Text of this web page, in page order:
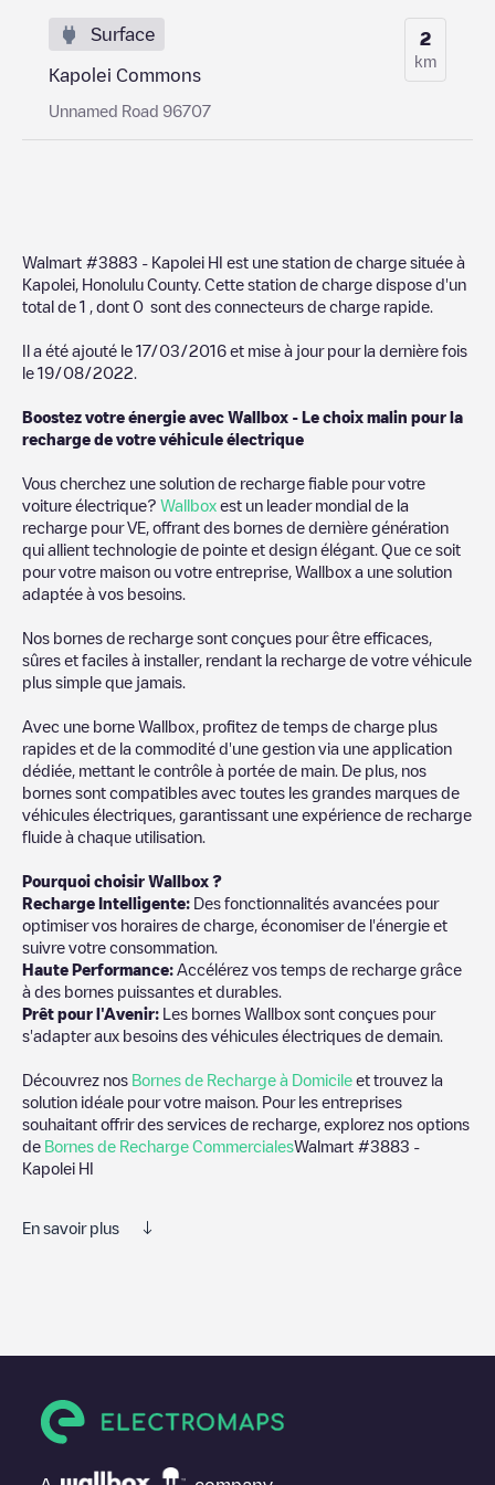
Surface
Kapolei Commons
Unnamed Road 96707
2
km
Walmart #3883 - Kapolei HI est une station de charge située à
Kapolei Honolulu County. Cette station de charge dispose d'un
total de 1 , dont 0 sont des connecteurs de charge rapide.
Il a été ajouté le 17/03/2016 et mise à jour pour la dernière fois
le 19/08/2022
Boostez votre énergie avec Wallbox - Le choix malin pour la
recharge de votre véhicule électrique
Vous cherchez une solution de recharge fiable pour votre
voiture électrique? Wallbox est un leader mondial de la
recharge pour VE, offrant des bornes de dernière génération
qui allient technologie de pointe et design élégant. Que ce soit
pour votre maison ou votre entreprise, Wallbox a une solution
adaptée à vos besoins.
Nos bornes de recharge sont conçues pour être efficaces,
sûres et faciles à installer, rendant la recharge de votre véhicule
plus simple que jamais.
Avec une borne Wallbox, profitez de temps de charge plus
rapides et de la commodité d'une gestion via une application
dédiée, mettant le contrôle à portée de main. De plus, nos
bornes sont compatibles avec toutes les grandes marques de
véhicules électriques, garantissant une expérience de recharge
fluide à chaque utilisation.
Pourquoi choisir Wallbox ?
Recharge Intelligente: Des fonctionnalités avancées pour
optimiser vos horaires de charge, économiser de l'énergie et
suivre votre consommation.
Haute Performance: Accélérez vos temps de recharge grâce
à des bornes puissantes et durables.
Prêt pour l'Avenir: Les bornes Wallbox sont conçues pour
s'adapter aux besoins des véhicules électriques de demain.
Découvrez nos Bornes de Recharge à Domicile et trouvez la
solution idéale pour votre maison. Pour les entreprises
souhaitant offrir des services de recharge, explorez nos options
de Bornes de Recharge CommercialesWalmart #3883 -
Kapolei HI
En savoir plus
électrique la prochaine fois.
vous avez besoin, vérifiez en bas de la page le point de charge